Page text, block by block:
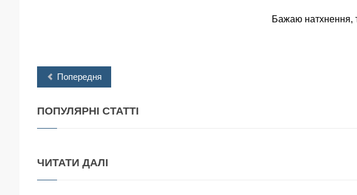
Бажаю натхнення,
Попередня
ПОПУЛЯРНІ СТАТТІ
ЧИТАТИ ДАЛІ